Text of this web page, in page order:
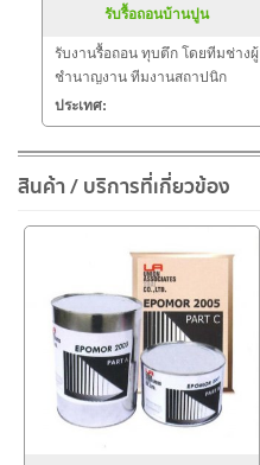
รับรื้อถอนบ้านปูน
รับงานรื้อถอน ทุบตึก โดยทีมช่างผู้
ชำนาญงาน ทีมงานสถาปนิก
วิศวกร มัณฑนากรที่มี
ประสบการณ์การทำงานมานาน
เรายินดีรับเหมาทั้งงานเล็กและ
งานใหญ่ ในราคามิตรภาพ พร้อม
ทั้งให้บริการที่เป็นกันเอง
ประเทศ:
สินค้า / บริการที่เกี่ยวข้อง